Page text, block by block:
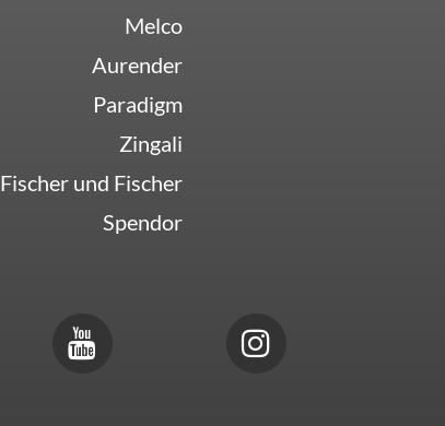
Melco
Aurender
Paradigm
Zingali
Fischer und Fischer
Spendor